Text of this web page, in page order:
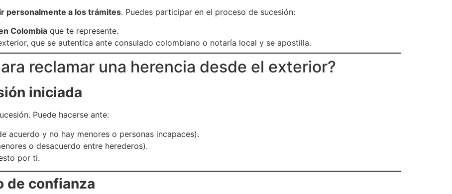
personalmente a los trámites. Puedes participar en el proceso de sucesión:
Colombia que te represente.
que se autentica ante consulado colombiano o notaría local y se apostilla.
reclamar una herencia desde el exterior?
iniciada
Puede hacerse ante:
acuerdo y no hay menores o personas incapaces).
o desacuerdo entre herederos).
por ti.
de confianza